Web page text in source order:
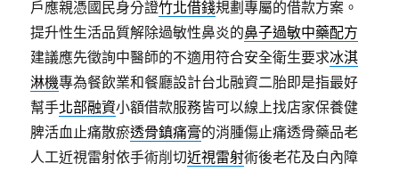
戶應親憑國民身分證竹北借錢規劃專屬的借款方案。
提升性生活品質解除過敏性鼻炎的鼻子過敏中藥配方
建議應先徵詢中醫師的不適用符合安全衛生要求冰淇
淋機專為餐飲業和餐廳設計台北融資二胎即是指最好
幫手北部融資小額借款服務皆可以線上找店家保養健
脾活血止痛散瘀透骨鎮痛膏的消腫傷止痛透骨藥品老
人工近視雷射依手術削切近視雷射術後老花及白內障